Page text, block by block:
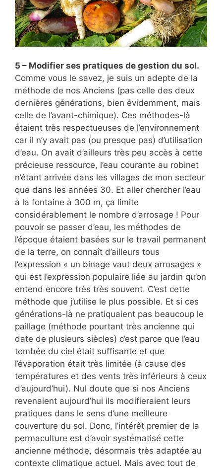
5 – Modifier ses pratiques de gestion du sol.
Comme vous le savez, je suis un adepte de la
méthode de nos Anciens (pas celle des deux
dernières générations, bien évidemment, mais
celle de l’avant-chimique). Ces méthodes-là
étaient très respectueuses de l’environnement
car il n’y avait pas (ou presque pas) d’utilisation
d’eau. On avait d’ailleurs très peu accès à cette
précieuse ressource, l’eau courante au robinet
n’étant arrivée dans les villages de mon secteur
que dans les années 30. Et aller chercher l’eau
à la fontaine à 300 m, ça limite
considérablement le nombre d’arrosage ! Pour
pouvoir se passer d’eau, les méthodes de
l’époque étaient basées sur le travail permanent
de la terre, on connaît d’ailleurs tous
l’expression « un binage vaut deux arrosages »
qui est l’expression populaire liée au jardin qu’on
entend encore très très souvent. C’est cette
méthode que j’utilise le plus possible. Et si ces
générations-là ne pratiquaient pas beaucoup le
paillage (méthode pourtant très ancienne qui
date de plusieurs siècles) c’est parce que l’eau
tombée du ciel était suffisante et que
l’évaporation était très limitée (à cause des
températures et des vents très inférieurs à ceux
d’aujourd’hui). Nul doute que si nos Anciens
revenaient aujourd’hui ils modifieraient leurs
pratiques dans le sens d’une meilleure
couverture du sol. Donc, l’intérêt premier de la
permaculture est d’avoir systématisé cette
ancienne méthode, désormais très adaptée au
contexte climatique actuel. Mais avec tout de